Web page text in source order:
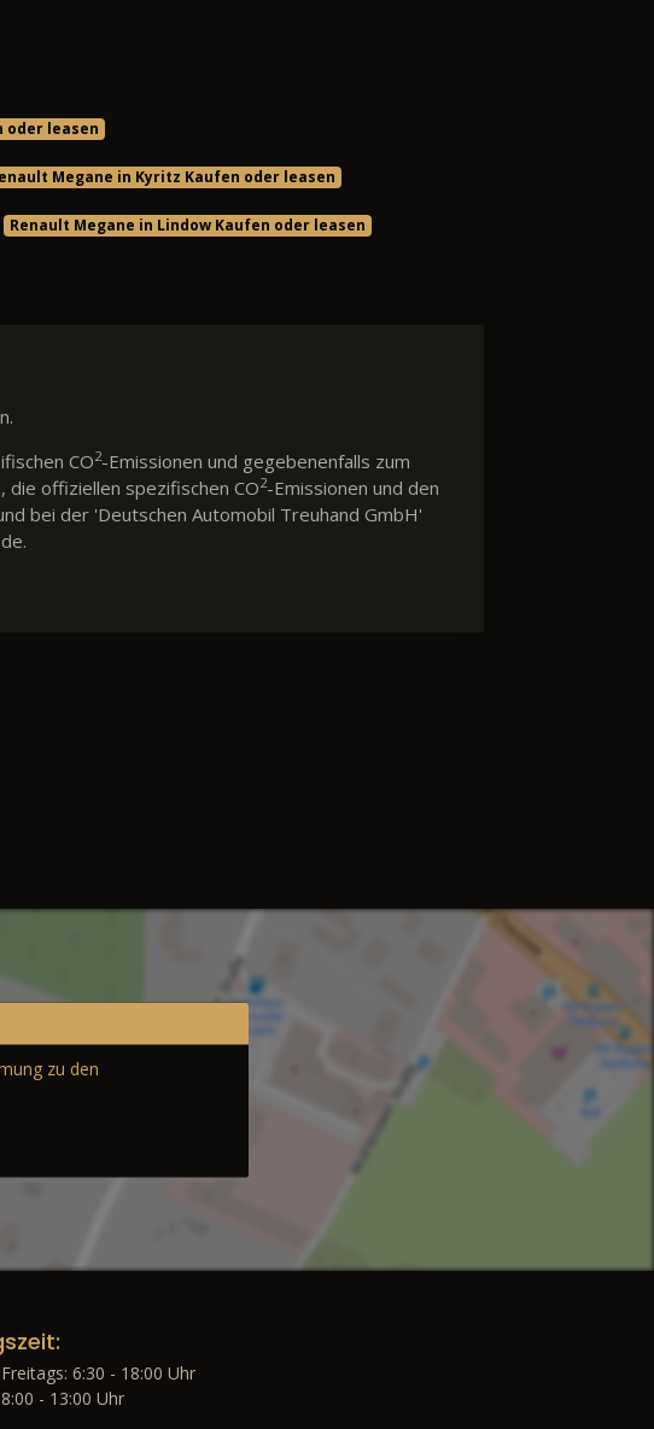
oder leasen
Megane in Kyritz Kaufen oder leasen
Renault Megane in Lindow Kaufen oder leasen
CO2-Emissionen und gegebenenfalls zum
offiziellen spezifischen CO2-Emissionen und den
bei der 'Deutschen Automobil Treuhand GmbH'
zu den
6:30 - 18:00 Uhr
- 13:00 Uhr